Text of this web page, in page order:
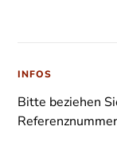
INFOS
Bitte beziehen